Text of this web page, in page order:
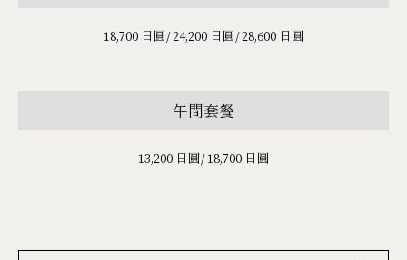
18,700 日圓/ 24,200 日圓/ 28,600 日圓
午間套餐
13,200 日圓/ 18,700 日圓